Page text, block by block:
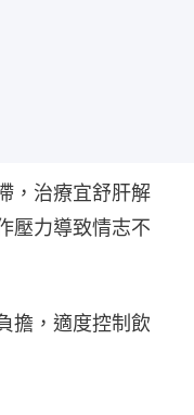
，治療宜舒肝解
壓力導致情志不
擔，適度控制飲